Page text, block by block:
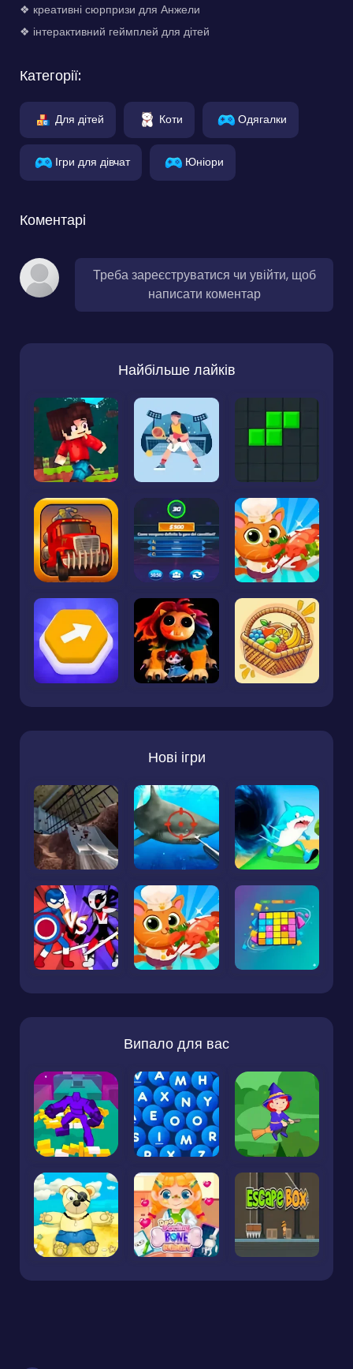
❖ креативні сюрпризи для Анжели
❖ інтерактивний геймплей для дітей
Категорії:
Для дітей Коти Одягалки
Ігри для дівчат Юніори
Коментарі
Треба зареєструватися чи увійти, щоб
написати коментар
Найбільше лайків
Нові ігри
Випало для вас